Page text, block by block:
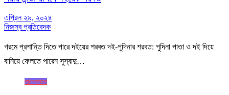
এপ্রিল ২৯, ২০২৪
নিজস্ব প্রতিবেদক
গরমে প্রশান্তি দিতে পারে দইয়ের শরবত দই-পুদিনার শরবত: পুদিনা পাতা ও দই দিয়ে
বানিয়ে ফেলতে পারেন সুস্বাদু…
লাইফস্টাইল